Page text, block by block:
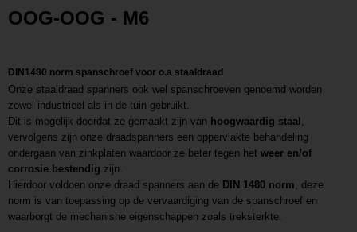
OOG-OOG - M6
DIN1480 norm spanschroef voor o.a staaldraad
Onze staaldraad spanners ook wel spanschroeven genoemd worden
zowel industrieel als in de tuin gebruikt.
Dit is mogelijk doordat ze gemaakt zijn van hoogwaardig staal ,
vervolgens zijn onze draadspanners een oppervlakte behandeling
ondergaan van zinkplaten waardoor ze beter tegen het weer en/of
corrosie bestendig zijn.
Hierdoor voldoen onze draad spanners aan de DIN 1480 norm, deze
norm is van toepassing op de vervaardiging van de spanschroef en
waarborgt de mechanishe eigenschappen zoals treksterkte.